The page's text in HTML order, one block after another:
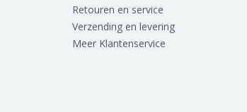
Retouren en service
Verzending en levering
Meer Klantenservice